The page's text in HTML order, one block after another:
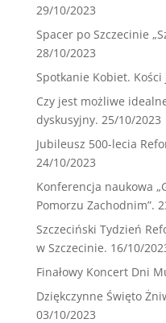
29/10/2023
Spacer po Szczecinie
28/10/2023
Spotkanie Kobiet. Kości
Czy jest możliwe
dyskusyjny. 25/10/2023
Jubileusz 500-lecia
24/10/2023
Konferencja naukowa
Pomorzu Zachodnim”.
Szczeciński Tydzień
w Szczecinie. 16/10/
Finałowy Koncert Dni
Dziękczynne Święto
03/10/2023